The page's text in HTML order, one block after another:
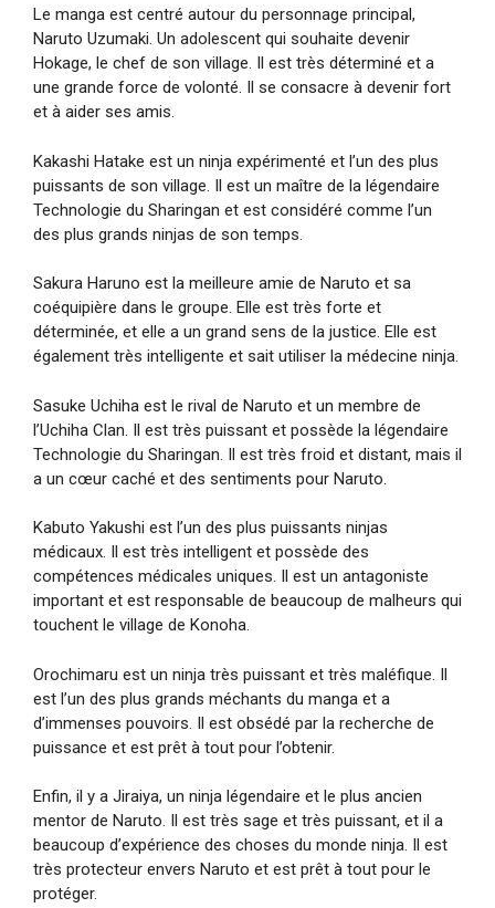
Le manga est centré autour du personnage principal,
Naruto Uzumaki. Un adolescent qui souhaite devenir
Hokage, le chef de son village. Il est très déterminé et a
une grande force de volonté. Il se consacre à devenir fort
et à aider ses amis.
Kakashi Hatake est un ninja expérimenté et l’un des plus
puissants de son village. Il est un maître de la légendaire
Technologie du Sharingan et est considéré comme l’un
des plus grands ninjas de son temps.
Sakura Haruno est la meilleure amie de Naruto et sa
coéquipière dans le groupe. Elle est très forte et
déterminée, et elle a un grand sens de la justice. Elle est
également très intelligente et sait utiliser la médecine ninja.
Sasuke Uchiha est le rival de Naruto et un membre de
l’Uchiha Clan. Il est très puissant et possède la légendaire
Technologie du Sharingan. Il est très froid et distant, mais il
a un cœur caché et des sentiments pour Naruto.
Kabuto Yakushi est l’un des plus puissants ninjas
médicaux. Il est très intelligent et possède des
compétences médicales uniques. Il est un antagoniste
important et est responsable de beaucoup de malheurs qui
touchent le village de Konoha.
Orochimaru est un ninja très puissant et très maléfique. Il
est l’un des plus grands méchants du manga et a
d’immenses pouvoirs. Il est obsédé par la recherche de
puissance et est prêt à tout pour l’obtenir.
Enfin, il y a Jiraiya, un ninja légendaire et le plus ancien
mentor de Naruto. Il est très sage et très puissant, et il a
beaucoup d’expérience des choses du monde ninja. Il est
très protecteur envers Naruto et est prêt à tout pour le
protéger.